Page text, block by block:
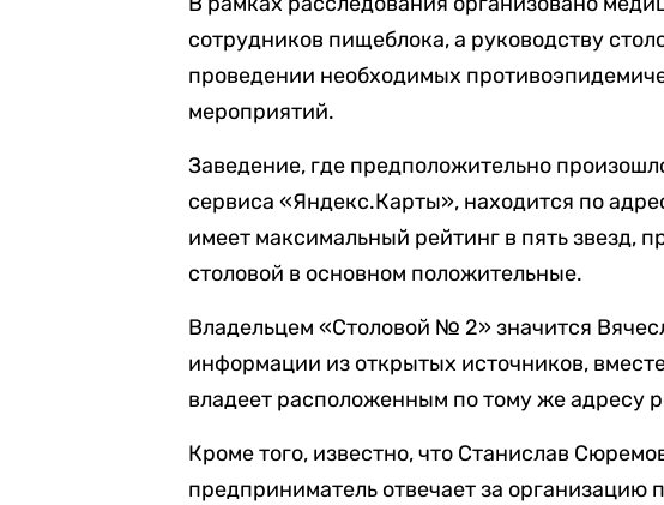
сотрудников пищеблока, а руководству
проведении необходимых
мероприятий.
Заведение, где предположительно
сервиса «Яндекс.Карты», находится по
имеет максимальный рейтинг в пять звезд,
столовой в основном положительные.
Владельцем «Столовой № 2» значится
информации из открытых источников,
владеет расположенным по тому же адресу
Кроме того, известно, что Станислав
предприниматель отвечает за